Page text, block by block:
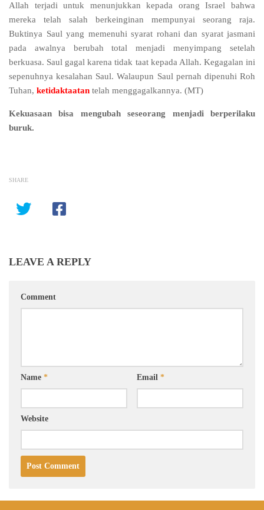
Allah terjadi untuk menunjukkan kepada orang Israel bahwa
mereka telah salah berkeinginan mempunyai seorang raja.
Buktinya Saul yang memenuhi syarat rohani dan syarat jasmani
pada awalnya berubah total menjadi menyimpang setelah
berkuasa. Saul gagal karena tidak taat kepada Allah. Kegagalan ini
sepenuhnya kesalahan Saul. Walaupun Saul pernah dipenuhi Roh
Tuhan, ketidaktaatan telah menggagalkannya. (MT)
Kekuasaan bisa mengubah seseorang menjadi berperilaku
buruk.
SHARE
LEAVE A REPLY
Comment
Name * Email *
Website